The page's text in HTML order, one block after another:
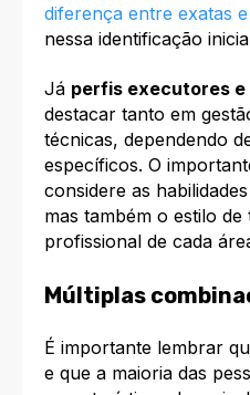
diferença entre exatas
nessa identificação
Já perfis executores e
destacar tanto em
técnicas, dependendo
específicos. O
considere as
mas também o estilo
profissional de cada
Múltiplas
É importante lembrar
e que a maioria das